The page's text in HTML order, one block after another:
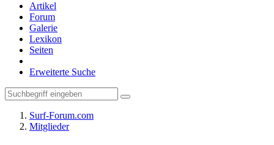
Artikel
Forum
Galerie
Lexikon
Seiten
Erweiterte Suche
Surf-Forum.com
Mitglieder